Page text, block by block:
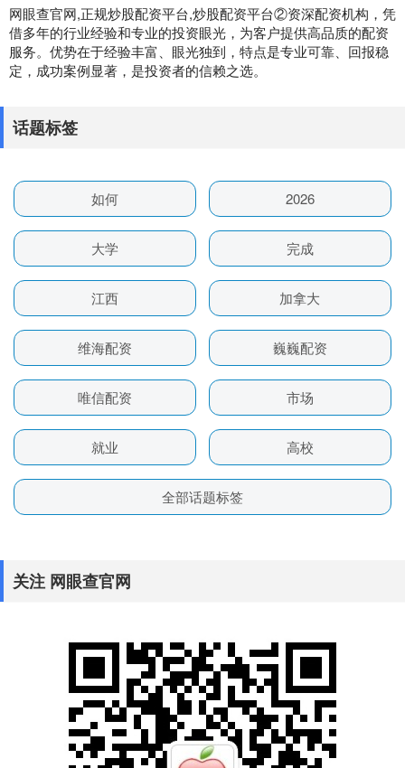
网眼查官网,正规炒股配资平台,炒股配资平台②资深配资机构，凭
借多年的行业经验和专业的投资眼光，为客户提供高品质的配资
服务。优势在于经验丰富、眼光独到，特点是专业可靠、回报稳
定，成功案例显著，是投资者的信赖之选。
话题标签
如何 2026
大学 完成
江西 加拿大
维海配资 巍巍配资
唯信配资 市场
就业 高校
全部话题标签
关注 网眼查官网